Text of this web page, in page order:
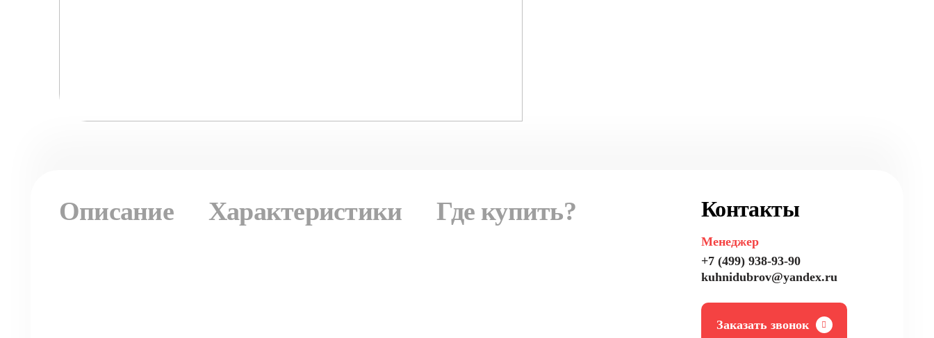
Описание Характеристики Где купить? Контакты
Менеджер
+7 (499) 938-93-90
kuhnidubrov@yandex.ru
Заказать звонок